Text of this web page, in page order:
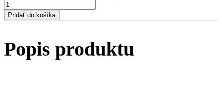
Pridať do košíka
Popis produktu